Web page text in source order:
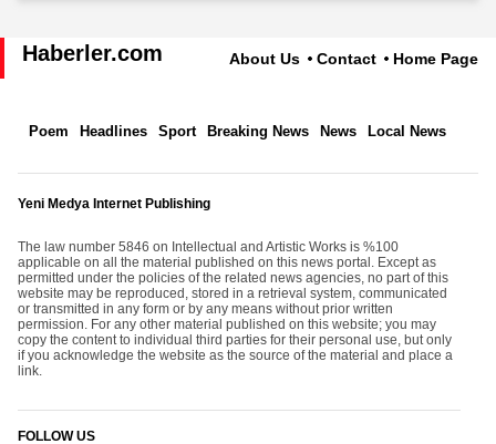
Haberler.com About Us Contact Home Page
Poem Headlines Sport Breaking News News Local News
Yeni Medya Internet Publishing
The law number 5846 on Intellectual and Artistic Works is %100
applicable on all the material published on this news portal. Except as
permitted under the policies of the related news agencies, no part of this
website may be reproduced, stored in a retrieval system, communicated
or transmitted in any form or by any means without prior written
permission. For any other material published on this website; you may
copy the content to individual third parties for their personal use, but only
if you acknowledge the website as the source of the material and place a
link.
FOLLOW US